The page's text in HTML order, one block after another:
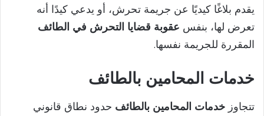
يقدم بلاغًا كيديًا عن جريمة تحرش، أو يدعي كيدًا أنه
تعرض لها، بنفس عقوبة قضايا التحرش في الطائف
المقررة للجريمة نفسها.
خدمات المحامين بالطائف
تتجاوز خدمات المحامين بالطائف حدود نطاق قانوني